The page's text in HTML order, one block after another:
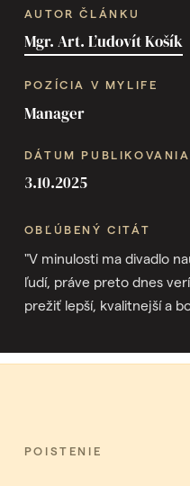
AUTOR ČLÁNKU
Mgr. Art. Ľudovít Košík
POZÍCIA V MYLIFE
Manager
DÁTUM PUBLIKOVANIA
3.10.2025
OBĽÚBENÝ CITÁT
"V minulosti ma divadlo
ľudí, práve preto dnes
prežiť lepší, kvalitnejší a
POISTENIE